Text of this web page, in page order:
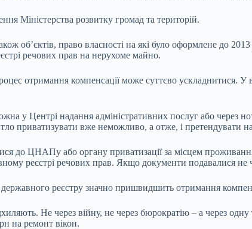
Міністерства розвитку громад та територій.
об’єктів, право власності на які було оформлене до
речових прав на нерухоме майно.
отримання компенсації може суттєво
у Центрі надання адміністративних послуг або через
приватизувати вже неможливо, а отже, і претендувати
до ЦНАПу або органу приватизації за місцем
реєстрі речових прав. Якщо документи подавалися
реєстру значно пришвидшить отримання
Не через війну, не через бюрократію – а через
на ремонт вікон.